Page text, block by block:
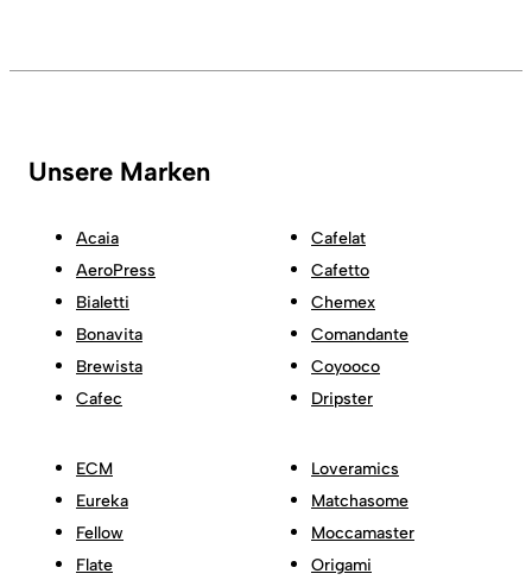
Unsere Marken
Acaia
AeroPress
Bialetti
Bonavita
Brewista
Cafec
Cafelat
Cafetto
Chemex
Comandante
Coyooco
Dripster
ECM
Eureka
Fellow
Flate
Loveramics
Matchasome
Moccamaster
Origami